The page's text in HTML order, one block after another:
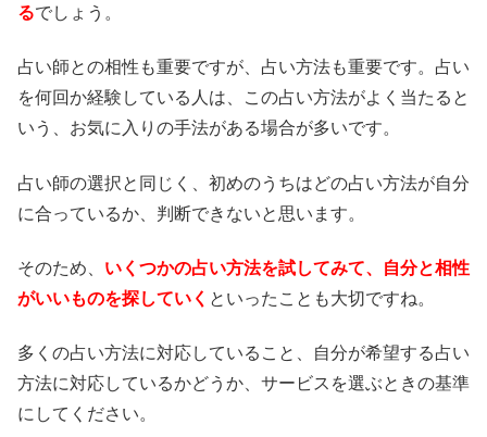
るでしょう。
占い師との相性も重要ですが、占い方法も重要です。占い
を何回か経験している人は、この占い方法がよく当たると
いう、お気に入りの手法がある場合が多いです。
占い師の選択と同じく、初めのうちはどの占い方法が自分
に合っているか、判断できないと思います。
そのため、 いくつかの占い方法を試してみて、自分と相性
がいいものを探していく といったことも大切ですね。
多くの占い方法に対応していること、自分が希望する占い
方法に対応しているかどうか、サービスを選ぶときの基準
にしてください。